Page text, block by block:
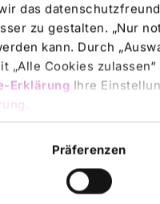
das
zu gestalten. „Nur
kann. Durch
„Alle Cookies
Erklärung Ihre
Präferenzen
Instrumenten nach §
Von den
sind 0,00% (entspricht
Instrumenten nach §
Von den
sind 0,00% (entspricht